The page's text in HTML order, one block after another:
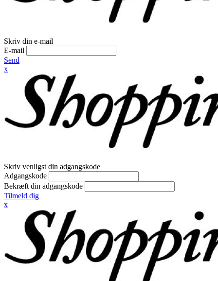
Skriv din e-mail
E-mail
Send
x
Skriv venligst din adgangskode
Adgangskode
Bekræft din adgangskode
Tilmeld dig
x